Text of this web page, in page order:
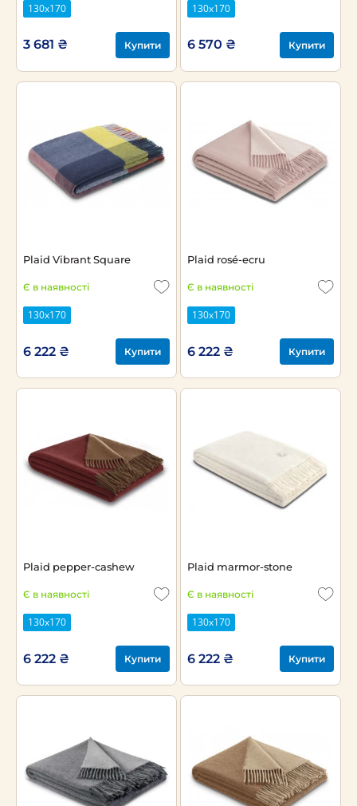
130x170
3 681 ₴ Купити
130x170
6 570 ₴ Купити
Plaid Vibrant Square
Є в наявності
130x170
6 222 ₴ Купити
Plaid rosé-ecru
Є в наявності
130x170
6 222 ₴ Купити
Plaid pepper-cashew
Є в наявності
130x170
6 222 ₴ Купити
Plaid marmor-stone
Є в наявності
130x170
6 222 ₴ Купити